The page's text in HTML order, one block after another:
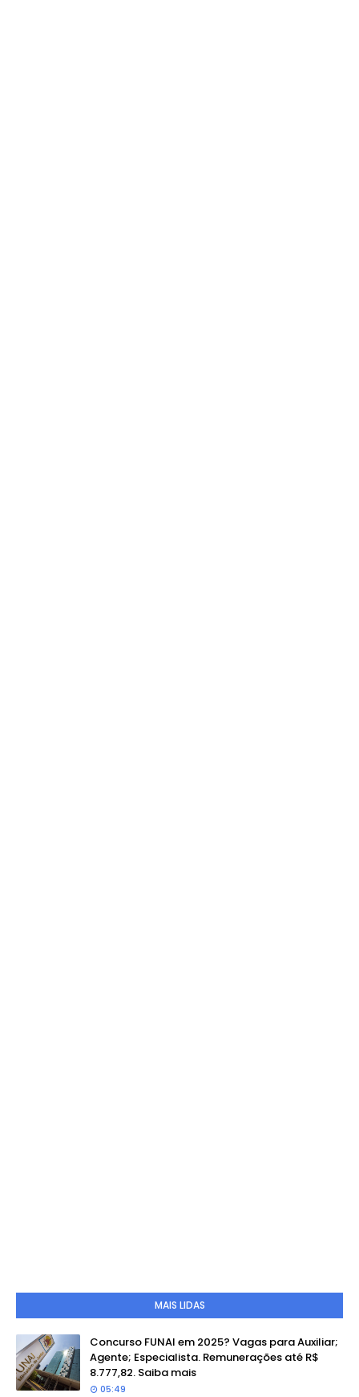
MAIS LIDAS
Concurso FUNAI em 2025? Vagas para Auxiliar;
Agente; Especialista. Remunerações até R$
8.777,82. Saiba mais
05:49